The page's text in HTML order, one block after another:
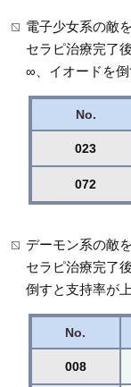
電子少女系の敵
セラピ治療完了
∞、イオードを倒
No.
023
072
デーモン系の敵
セラピ治療完了
倒すと支持率が上
No.
008